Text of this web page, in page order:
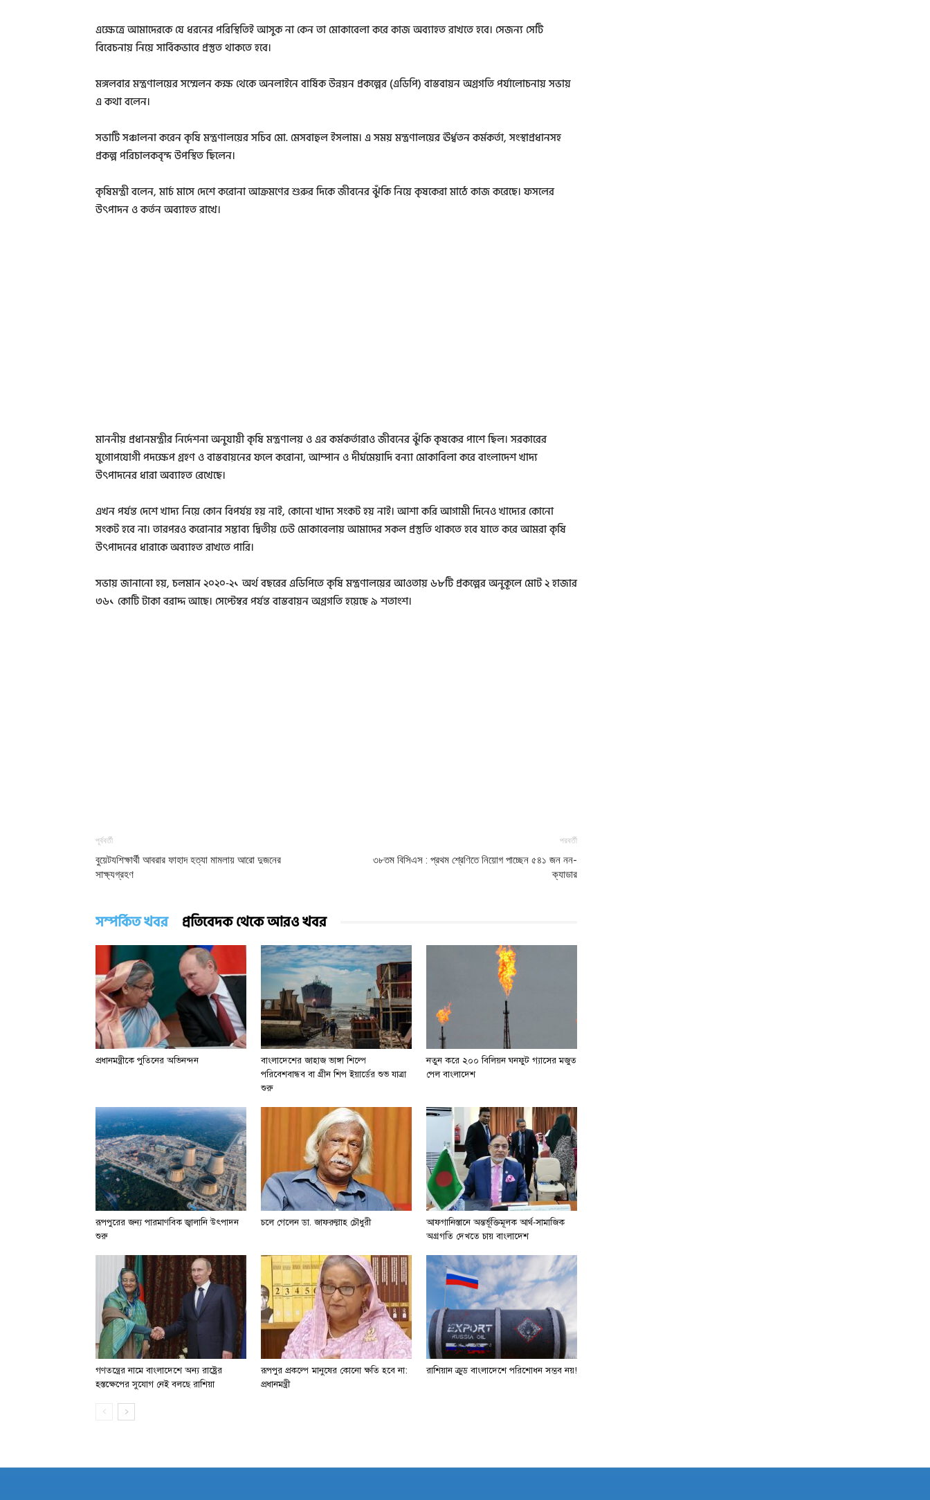
এক্ষেত্রে আমাদেরকে যে ধরনের পরিস্থিতিই আসুক না কেন তা মোকাবেলা করে কাজ অব্যাহত রাখতে হবে। সেজন্য সেটি
বিবেচনায় নিয়ে সার্বিকভাবে প্রস্তুত থাকতে হবে।
মঙ্গলবার মন্ত্রণালয়ের সম্মেলন কক্ষ থেকে অনলাইনে বার্ষিক উন্নয়ন প্রকল্পের (এডিপি) বাস্তবায়ন অগ্রগতি পর্যালোচনায় সভায়
এ কথা বলেন।
সভাটি সঞ্চালনা করেন কৃষি মন্ত্রণালয়ের সচিব মো. মেসবাহুল ইসলাম। এ সময় মন্ত্রণালয়ের ঊর্ধ্বতন কর্মকর্তা, সংস্থাপ্রধানসহ
প্রকল্প পরিচালকবৃন্দ উপস্থিত ছিলেন।
কৃষিমন্ত্রী বলেন, মার্চ মাসে দেশে করোনা আক্রমণের শুরুর দিকে জীবনের ঝুঁকি নিয়ে কৃষকেরা মাঠে কাজ করেছে। ফসলের
উৎপাদন ও কর্তন অব্যাহত রাখে।
মাননীয় প্রধানমন্ত্রীর নির্দেশনা অনুযায়ী কৃষি মন্ত্রণালয় ও এর কর্মকর্তারাও জীবনের ঝুঁকি কৃষকের পাশে ছিল। সরকারের
যুগোপযোগী পদক্ষেপ গ্রহণ ও বাস্তবায়নের ফলে করোনা, আম্পান ও দীর্ঘমেয়াদি বন্যা মোকাবিলা করে বাংলাদেশ খাদ্য
উৎপাদনের ধারা অব্যাহত রেখেছে।
এখন পর্যন্ত দেশে খাদ্য নিয়ে কোন বিপর্যয় হয় নাই, কোনো খাদ্য সংকট হয় নাই। আশা করি আগামী দিনেও খাদ্যের কোনো
সংকট হবে না। তারপরও করোনার সম্ভাব্য দ্বিতীয় ঢেউ মোকাবেলায় আমাদের সকল প্রস্তুতি থাকতে হবে যাতে করে আমরা কৃষি
উৎপাদনের ধারাকে অব্যাহত রাখতে পারি।
সভায় জানানো হয়, চলমান ২০২০-২১ অর্থ বছরের এডিপিতে কৃষি মন্ত্রণালয়ের আওতায় ৬৮টি প্রকল্পের অনুকূলে মোট ২ হাজার
৩৬১ কোটি টাকা বরাদ্দ আছে। সেপ্টেম্বর পর্যন্ত বাস্তবায়ন অগ্রগতি হয়েছে ৯ শতাংশ।
পূর্ববর্তী
বুয়েটযশিক্ষার্থী আবরার ফাহাদ হত্যা মামলায় আরো দুজনের
সাক্ষ্যগ্রহণ
পরবর্তী
৩৮তম বিসিএস : প্রথম শ্রেণিতে নিয়োগ পাচ্ছেন ৫৪১ জন নন-
ক্যাডার
সম্পর্কিত খবর প্রতিবেদক থেকে আরও খবর
প্রধানমন্ত্রীকে পুতিনের অভিনন্দন
বাংলাদেশের জাহাজ ভাঙ্গা শিল্পে
পরিবেশবান্ধব বা গ্রীন শিপ ইয়ার্ডের শুভ যাত্রা
শুরু
নতুন করে ২০০ বিলিয়ন ঘনফুট গ্যাসের মজুত
পেল বাংলাদেশ
রূপপুরের জন্য পারমাণবিক জ্বালানি উৎপাদন
শুরু
চলে গেলেন ডা. জাফরুল্লাহ চৌধুরী
আফগানিস্তানে অন্তর্ভূক্তিমূলক আর্থ-সামাজিক
অগ্রগতি দেখতে চায় বাংলাদেশ
গণতন্ত্রের নামে বাংলাদেশে অন্য রাষ্ট্রের
হস্তক্ষেপের সুযোগ নেই বলছে রাশিয়া
রূপপুর প্রকল্পে মানুষের কোনো ক্ষতি হবে না:
প্রধানমন্ত্রী
রাশিয়ান ক্রুড বাংলাদেশে পরিশোধন সম্ভব নয়!